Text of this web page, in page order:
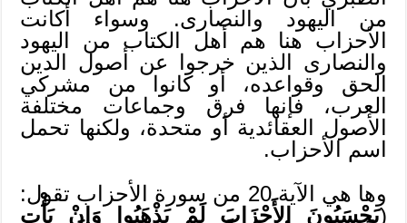
من اليهود والنصارى. وسواء أكانت
الأحزاب هنا هم أهل الكتاب من اليهود
والنصارى الذين خرجوا عن أصول الدين
الحق وقواعده، أو كانوا من مشركي
العرب، فإنها فرق وجماعات مختلفة
الأصول العقائدية أو متحدة، ولكنها تحمل
اسم الأحزاب.
وها هي الآية 20 من سورة الأحزاب تقول:
(يَحْسَبُونَ الأَحْزَابَ لَمْ يَذْهَبُوا وَإِنْ يَأْتِ